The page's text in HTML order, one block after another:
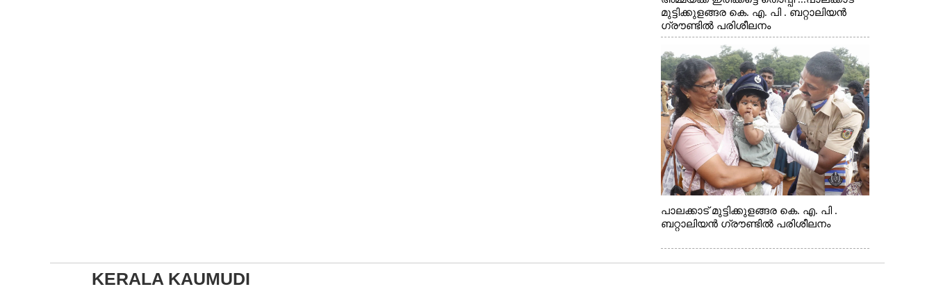
മുട്ടിക്കുളങ്ങര കെ. എ. പി . ബറ്റാലിയൻ
ഗ്രൗണ്ടിൽ പരിശീലനം
പാലക്കാട് മുട്ടിക്കുളങ്ങര കെ. എ. പി .
ബറ്റാലിയൻ ഗ്രൗണ്ടിൽ പരിശീലനം
KERALA KAUMUDI